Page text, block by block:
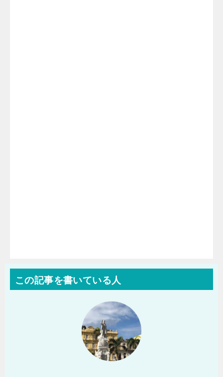
この記事を書いている人